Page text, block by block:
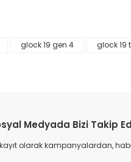
glock 19 gen 4
glock 19
Medyada Bizi Takip
olarak kampanyalardan,